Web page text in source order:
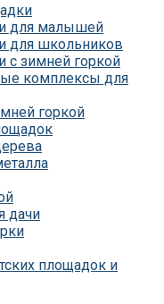
дачи IgraGrad С
для дачи ЧЕ-СПОРТ
дачи Савушка
площадки
дачи IgraGrad W
для дачи Выше всех
дачи Romana
IgraGrad X
для дачи ЛЕГЕНДА
4 Сезона
Савушка Мастер
Савушка Мастер
для малышей
для школьников
с зимней горкой
комплексы для
горкой
дачи
площадок и